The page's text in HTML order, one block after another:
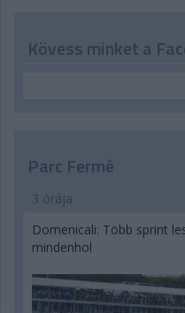
Kövess minket a
Parc Fermé
3 órája
Domenicali: Több sprint
mindenhol